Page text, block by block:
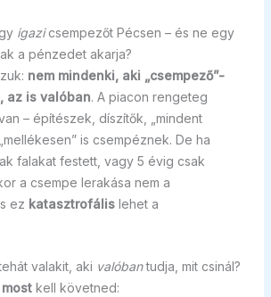
igazicsempezőt Pécsen – és ne egy
a pénzedet akarja?
nem mindenki, aki „csempező”-
az is valóban. A piacon rengeteg
– építészek, díszítők, „mindent
is csempéznek. De ha
falakat festett, vagy 5 évig csak
a csempe lerakása nem a
ez katasztrofálislehet a
valakit, aki valóbantudja, mit csinál?
mostkell követned: